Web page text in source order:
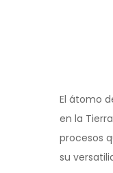
El átomo
en la
procesos
su